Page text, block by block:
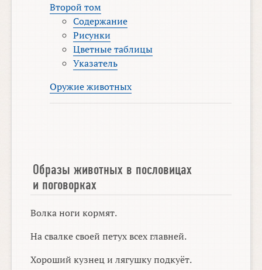
Второй том
Содержание
Рисунки
Цветные таблицы
Указатель
Оружие животных
Образы животных в пословицах
и поговорках
Волка ноги кормят.
На свалке своей петух всех главней.
Хороший кузнец и лягушку подкуёт.